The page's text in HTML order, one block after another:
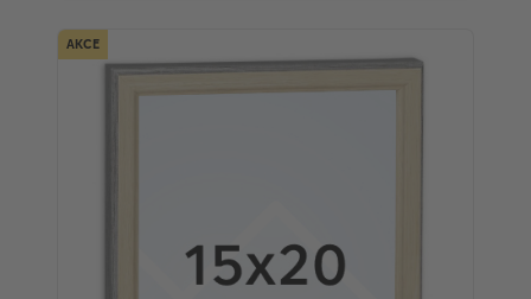
AKCE